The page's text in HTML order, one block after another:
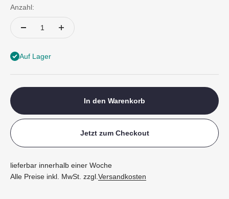
Anzahl:
Auf Lager
In den Warenkorb
Jetzt zum Checkout
lieferbar innerhalb einer Woche
Alle Preise inkl. MwSt. zzgl.Versandkosten